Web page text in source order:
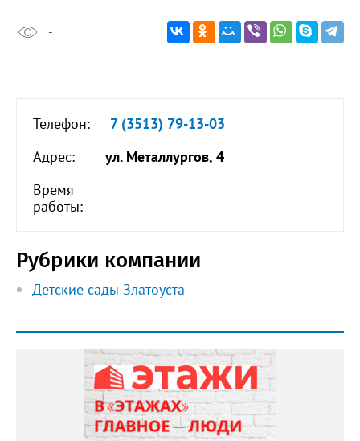
-
Телефон:
7 (3513) 79-13-03
Адрес:
ул. Металлургов, 4
Время
работы:
Рубрики компании
Детские сады Златоуста